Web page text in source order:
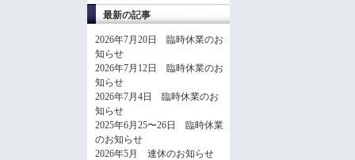
最新の記事
2026年7月20日 臨時休業のお
知らせ
2026年7月12日 臨時休業のお
知らせ
2026年7月4日 臨時休業のお
知らせ
2025年6月25〜26日 臨時休業
のお知らせ
2026年5月 連休のお知らせ